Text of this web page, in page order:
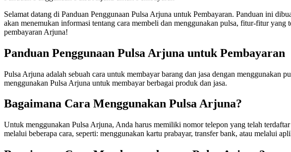
Selamat datang di Panduan Penggunaan Pulsa Arjuna untuk Pembayaran. Panduan ini
akan menemukan informasi tentang cara membeli dan menggunakan pulsa, fitur-fitur
pembayaran Arjuna!
Panduan Penggunaan Pulsa Arjuna untuk Pembayaran
Pulsa Arjuna adalah sebuah cara untuk membayar barang dan jasa dengan menggunakan
menggunakan Pulsa Arjuna untuk membayar berbagai produk dan jasa.
Bagaimana Cara Menggunakan Pulsa Arjuna?
Untuk menggunakan Pulsa Arjuna, Anda harus memiliki nomor telepon yang telah
melalui beberapa cara, seperti: menggunakan kartu prabayar, transfer bank, atau melalui